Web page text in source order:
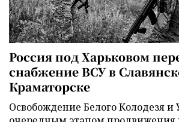
Россия под Харьковом
снабжение ВСУ в
Краматорске
Освобождение Белого Колодезя и